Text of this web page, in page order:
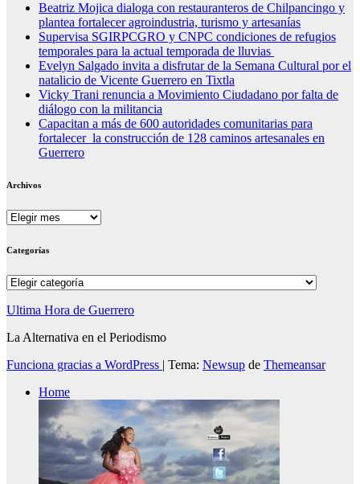
Beatriz Mojica dialoga con restauranteros de Chilpancingo y
plantea fortalecer agroindustria, turismo y artesanías
Supervisa SGIRPCGRO y CNPC condiciones de refugios
temporales para la actual temporada de lluvias
Evelyn Salgado invita a disfrutar de la Semana Cultural por el
natalicio de Vicente Guerrero en Tixtla
Vicky Trani renuncia a Movimiento Ciudadano por falta de
diálogo con la militancia
Capacitan a más de 600 autoridades comunitarias para
fortalecer la construcción de 128 caminos artesanales en
Guerrero
Archivos
Archivos
Categorías
Categorías
Ultima Hora de Guerrero
La Alternativa en el Periodismo
Funciona gracias a WordPress | Tema: Newsup de Themeansar
Home